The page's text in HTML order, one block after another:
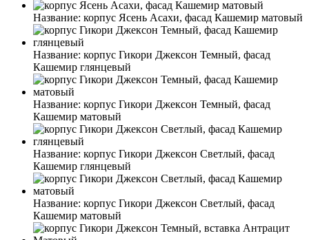
Название: корпус Ясень Асахи, фасад Кашемир матовый
Название: корпус Гикори Джексон Темный, фасад
Кашемир глянцевый
Название: корпус Гикори Джексон Темный, фасад
Кашемир матовый
Название: корпус Гикори Джексон Светлый, фасад
Кашемир глянцевый
Название: корпус Гикори Джексон Светлый, фасад
Кашемир матовый